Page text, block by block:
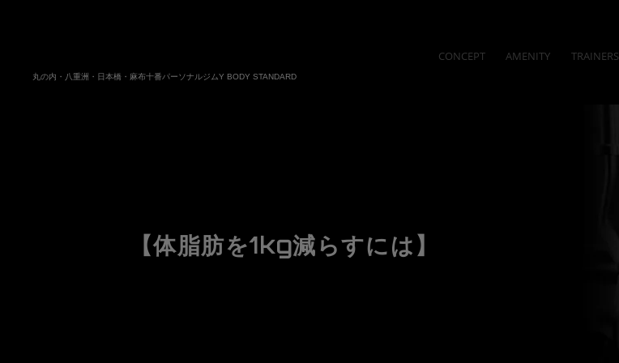
丸の内・八重洲・日本橋・麻布十番パーソナルジムY BODY STANDARD
CONCEPT AMENITY TRAINERS
【体脂肪を1kg減らすには】